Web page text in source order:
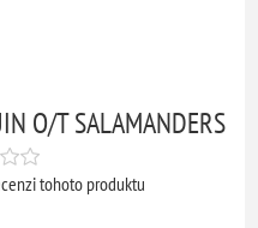
O/T SALAMANDERS
tohoto produktu